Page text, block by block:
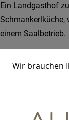
Ein Landgasthof
Schmankerlküche,
einem Saalbetrieb.
Wir brauchen